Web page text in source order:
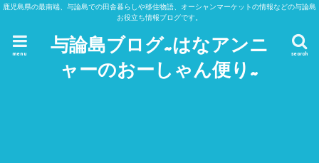
鹿児島県の最南端、与論島での田舎暮らしや移住物語、オーシャンマーケットの情報などの与論島
お役立ち情報ブログです。
与論島ブログ~はなアンニ
ャーのおーしゃん便り~
search
menu